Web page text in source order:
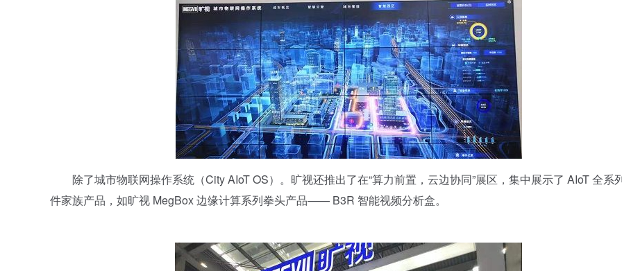
除了城市物联网操作系统（City AIoT OS）。旷视还推出了在“算力前置，云边协同”展区，集中展示了 AIoT 全系
件家族产品，如旷视 MegBox 边缘计算系列拳头产品—— B3R 智能视频分析盒。